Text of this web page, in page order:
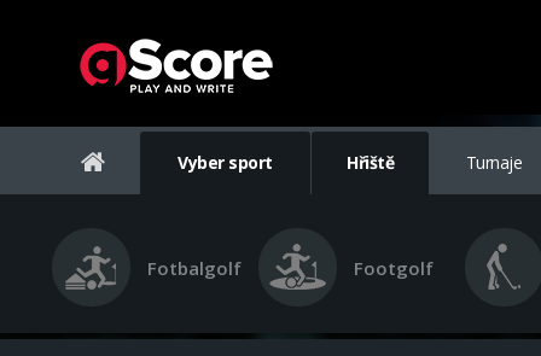
Vyber sport Hřiště Turnaje
Fotbalgolf Footgolf